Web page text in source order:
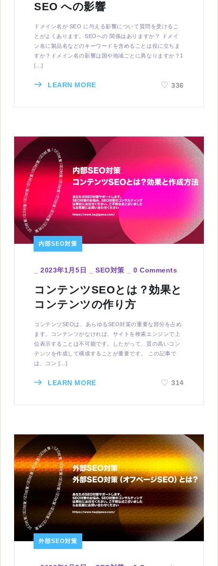
SEO への影響
ドメイン名が SEO に与える影響について質問を受けるこ
とがよくあります。SEOへの 関係はありますか？ ドメイ
ン名に製品名などのキーワードを含めることは役に立ちま
すか？ドメイン名の影響は国や地域ごとに異なりますか？1
[…]
LEARN MORE 336
内部SEO対策
_2023年1月5日 _SEO対策 _0 Comments
コンテンツSEOとは？効果と
コンテンツの作り方
コンテンツSEOは、あらゆるSEO対策の重要な部分を占め
ます。コンテンツがなければ、サイトを検索エンジンで上
位表示することは不可能です。したがって、質の高いコン
テンツを作成して構成することが重要です。 この記事で
は、コン […]
LEARN MORE 314
外部SEO対策